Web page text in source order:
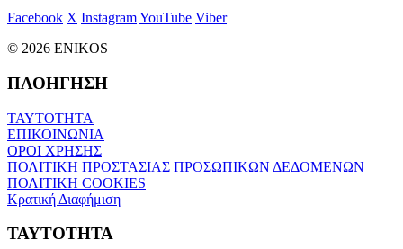
Facebook X InstagramYouTube Viber
© 2026 ENIKOS
ΠΛΟΗΓΗΣΗ
ΤΑΥΤΟΤΗΤΑ
ΕΠΙΚΟΙΝΩΝΙΑ
ΟΡΟΙ ΧΡΗΣΗΣ
ΠΟΛΙΤΙΚΗ ΠΡΟΣΤΑΣΙΑΣ ΠΡΟΣΩΠΙΚΩΝ ΔΕΔΟΜΕΝΩΝ
ΠΟΛΙΤΙΚΗ COOKIES
Κρατική Διαφήμιση
ΤΑΥΤΟΤΗΤΑ